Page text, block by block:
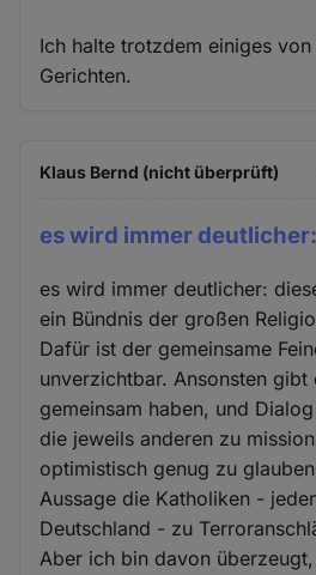
Ich halte trotzdem einiges
Gerichten.
Klaus Bernd (nicht überprüft)
es wird immer deutlicher:
es wird immer deutlicher:
ein Bündnis der großen
Dafür ist der gemeinsame
unverzichtbar. Ansonsten gibt
gemeinsam haben, und
die jeweils anderen zu
optimistisch genug zu
Aussage die Katholiken -
Deutschland - zu
Aber ich bin davon